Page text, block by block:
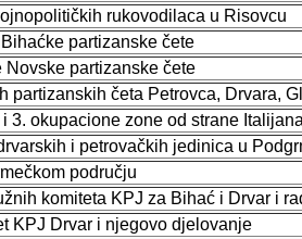
rukovodilaca u Risovcu
partizanske čete
partizanske čete
partizanskih četa Petrovca, Drvara,
3. okupacione zone od strane
i petrovačkih jedinica u
području
komiteta KPJ za Bihać i Drvar i
Drvar i njegovo djelovanje